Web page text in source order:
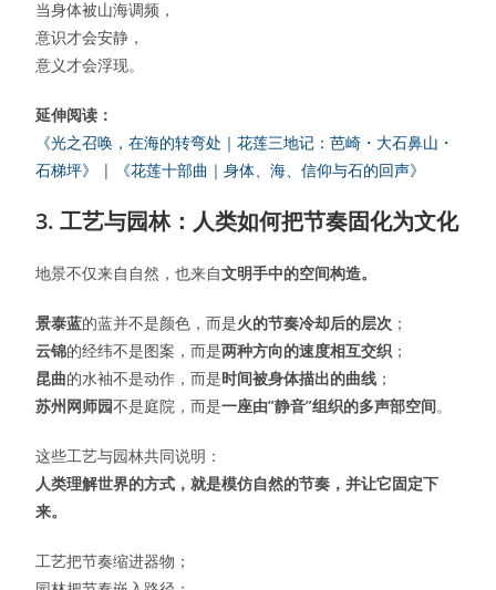
当身体被山海调频，
意识才会安静，
意义才会浮现。
延伸阅读：
《光之召唤，在海的转弯处｜花莲三地记：芭崎・大石鼻山・
石梯坪》
| 《花莲十部曲｜身体、海、信仰与石的回声》
3. 工艺与园林：人类如何把节奏固化为文化
地景不仅来自自然，也来自文明手中的空间构造。
景泰蓝的蓝并不是颜色，而是火的节奏冷却后的层次 ；
云锦的经纬不是图案，而是两种方向的速度相互交织 ；
昆曲的水袖不是动作，而是时间被身体描出的曲线 ；
苏州网师园不是庭院，而是一座由”静音”组织的多声部空间。
这些工艺与园林共同说明：
人类理解世界的方式，就是模仿自然的节奏，并让它固定下
来。
工艺把节奏缩进器物；